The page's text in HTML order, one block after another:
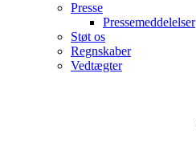
Presse
Pressemeddelelser
Støt os
Regnskaber
Vedtægter